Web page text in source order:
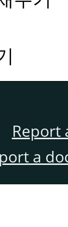
Report
a